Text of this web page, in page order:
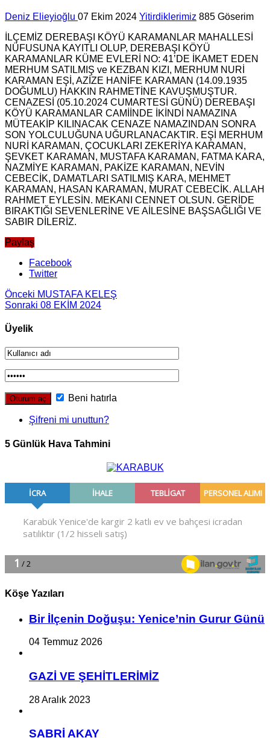
Deniz Elieyioğlu 07 Ekim 2024 Yitirdiklerimiz 885 Göserim
İLÇEMİZ DEREBAŞI KÖYÜ KARAMANLAR MAHALLESİ
NÜFUSUNA KAYITLI OLUP, DEREBAŞI KÖYÜ
KARAMANLAR KÜME EVLERİ NO: 41’DE İKAMET EDEN
MERHUM SATILMIŞ ve KEZBAN KIZI, MERHUM NURİ
KARAMAN EŞİ, AZİZE HANİFE KARAMAN (14.09.1935
DOĞUMLU) HAKKIN RAHMETİNE KAVUŞMUŞTUR.
CENAZESİ (05.10.2024 CUMARTESİ GÜNÜ) DEREBAŞI
KÖYÜ KARAMANLAR CAMİİNDE İKİNDİ NAMAZINA
MÜTEAKİP KILINACAK CENAZE NAMAZINDAN SONRA
SON YOLCULUĞUNA UĞURLANACAKTIR. EŞİ MERHUM
NURİ KARAMAN, ÇOCUKLARI ZEKERİYA KARAMAN,
ŞEVKET KARAMAN, MUSTAFA KARAMAN, FATMA KARA,
NAZMİYE KARAMAN, PAKİZE KARAMAN, NEVİN
CEBECİK, DAMATLARI SATILMIŞ KARA, MEHMET
KARAMAN, HASAN KARAMAN, MURAT CEBECİK. ALLAH
RAHMET EYLESİN. MEKANI CENNET OLSUN. GERİDE
BIRAKTIĞI SEVENLERİNE VE AİLESİNE BAŞSAĞLIĞI VE
SABIR DİLERİZ.
Paylaş
Facebook
Twitter
Önceki MUSTAFA KELEŞ
Sonraki 08 EKİM 2024
Üyelik
Beni hatırla
Şifreni mi unuttun?
5 Günlük Hava Tahmini
Köşe Yazıları
Bir İlçe­nin Do­ğu­şu: Ye­ni­ce’nin Gurur Günü
04 Temmuz 2026
GAZİ VE ŞEHİTLERİMİZ
28 Aralık 2023
SABRİ AKAY